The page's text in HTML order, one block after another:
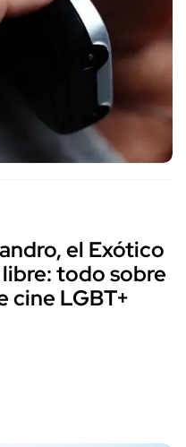
el Exótico
todo sobre
cine LGBT+